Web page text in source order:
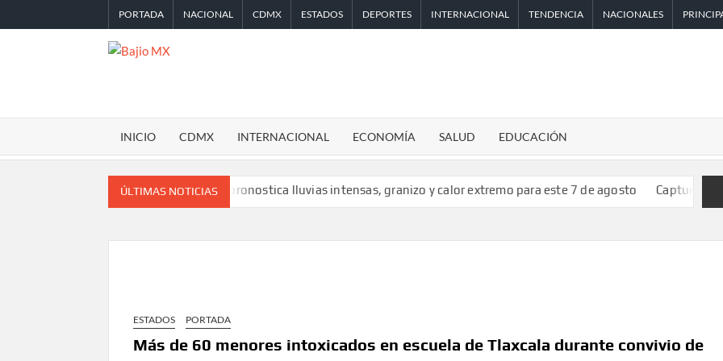
al
PORTADA NACIONAL CDMX ESTADOS DEPORTES INTERNACIONAL TENDENCIA NACIONALES
MX
INICIO CDMX INTERNACIONAL ECONOMÍA SALUD EDUCACIÓN
ÚLTIMAS NOTICIAS
SMN pronostica lluvias intensas, granizo y calor extremo para este 7 de agosto Capturan en Zapopan
ESTADOS PORTADA
Más de 60 menores intoxicados en escuela de Tlaxcala durante convivio de